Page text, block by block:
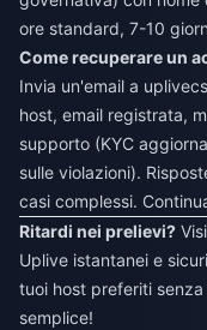
ore standard, 7-10
Come recuperare un
Invia un'email a
host, email registrata,
supporto (KYC
sulle violazioni).
casi complessi.
Ritardi nei prelievi?
Uplive istantanei e
tuoi host preferiti
semplice!